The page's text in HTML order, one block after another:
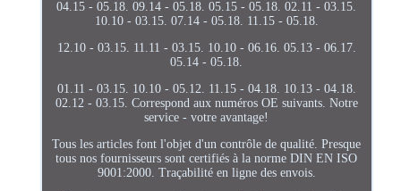
04.15 - 05.18. 09.14 - 05.18. 05.15 - 05.18. 02.11 - 03.15.
10.10 - 03.15. 07.14 - 05.18. 11.15 - 05.18.
12.10 - 03.15. 11.11 - 03.15. 10.10 - 06.16. 05.13 - 06.17.
05.14 - 05.18.
01.11 - 03.15. 10.10 - 05.12. 11.15 - 04.18. 10.13 - 04.18.
02.12 - 03.15. Correspond aux numéros OE suivants. Notre
service - votre avantage!
Tous les articles font l'objet d'un contrôle de qualité. Presque
tous nos fournisseurs sont certifiés à la norme DIN EN ISO
9001:2000. Traçabilité en ligne des envois.